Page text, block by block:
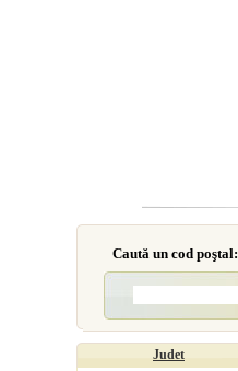
Caută un cod poştal:
Judet